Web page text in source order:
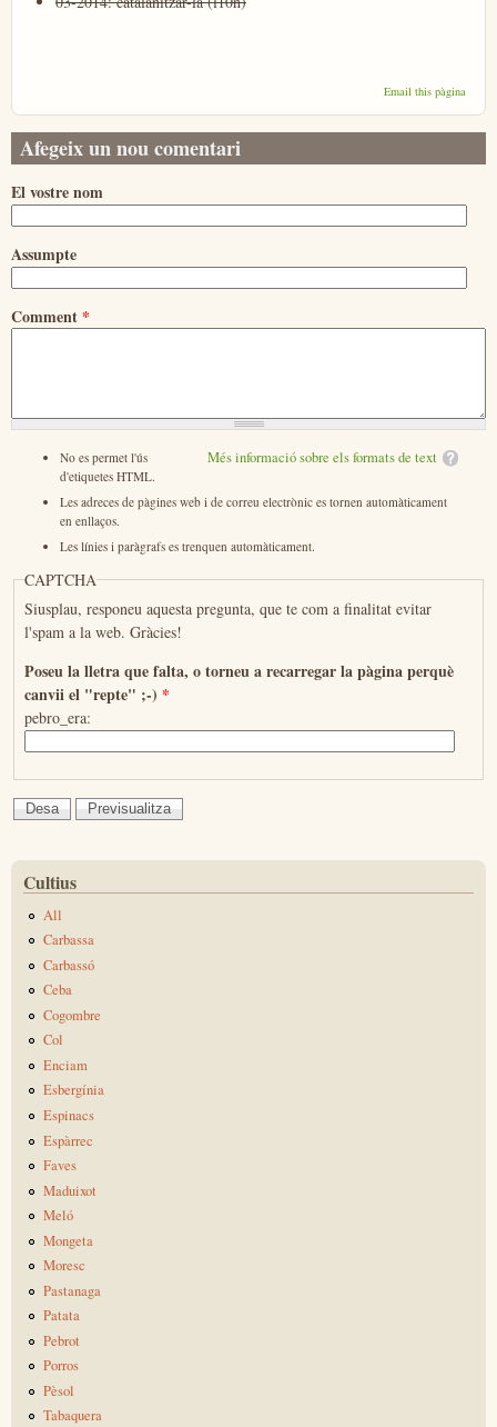
Email this pàgina
Afegeix un nou comentari
El vostre nom
Assumpte
Comment *
Més informació sobre els formats de text
No es permet l'ús
d'etiquetes HTML.
Les adreces de pàgines web i de correu electrònic es tornen automàticament
en enllaços.
Les línies i paràgrafs es trenquen automàticament.
CAPTCHA
Siusplau, responeu aquesta pregunta, que te com a finalitat evitar
l'spam a la web. Gràcies!
Poseu la lletra que falta, o torneu a recarregar la pàgina perquè
canvii el "repte" ;-) *
pebro_era:
Cultius
All
Carbassa
Carbassó
Ceba
Cogombre
Col
Enciam
Esbergínia
Espinacs
Espàrrec
Faves
Maduixot
Meló
Mongeta
Moresc
Pastanaga
Patata
Pebrot
Porros
Pèsol
Tabaquera